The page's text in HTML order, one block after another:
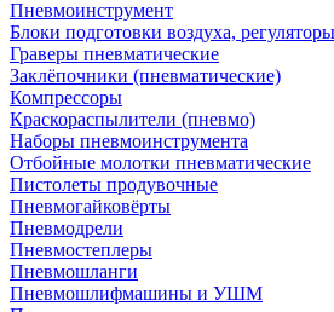
Пневмоинструмент
Блоки подготовки воздуха, регуляторы
Граверы пневматические
Заклёпочники (пневматические)
Компрессоры
Краскораспылители (пневмо)
Наборы пневмоинструмента
Отбойные молотки пневматические
Пистолеты продувочные
Пневмогайковёрты
Пневмодрели
Пневмостеплеры
Пневмошланги
Пневмошлифмашины и УШМ